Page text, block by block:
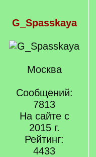
G_Spasskaya
Москва
Сообщений:
7813
На сайте с
2015 г.
Рейтинг:
4433